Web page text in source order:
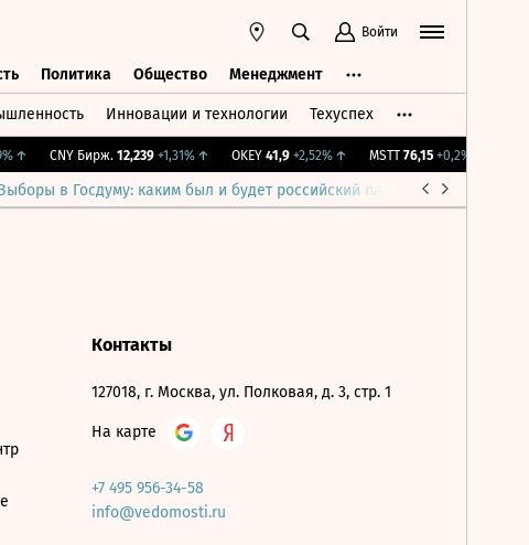
Войти
Политика Общество Менеджмент
Инновации и технологии Техуспех
↑ CNY Бирж. 12,239 +1,31%↑ OKEY 41,9 +2,52%↑ MSTT 76,15 +0,2%↑
в Госдуму: каким был и будет российский парламент
Контакты
127018, г. Москва, ул. Полковая, д. 3, стр. 1
На карте
+7 495 956-34-58
info@vedomosti.ru